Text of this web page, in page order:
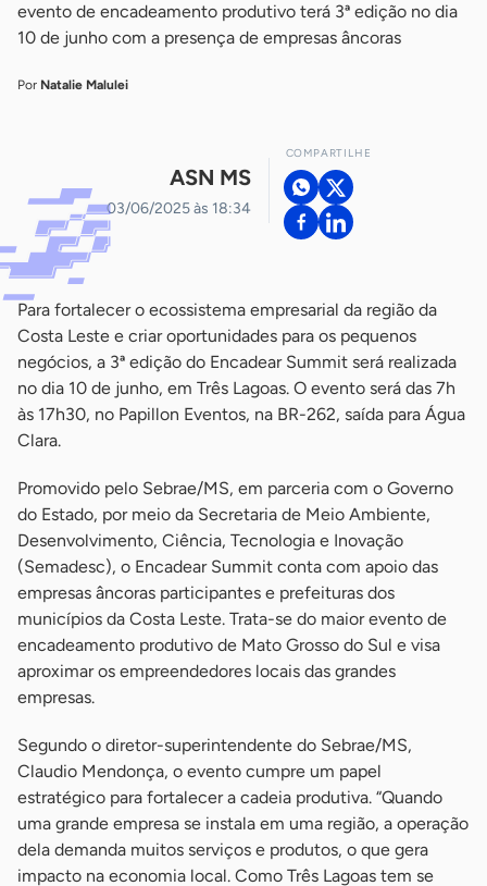
evento de encadeamento produtivo terá 3ª edição no dia
10 de junho com a presença de empresas âncoras
Por Natalie Malulei
ASN MS
03/06/2025 às 18:34
COMPARTILHE
Para fortalecer o ecossistema empresarial da região da
Costa Leste e criar oportunidades para os pequenos
negócios, a 3ª edição do Encadear Summit será realizada
no dia 10 de junho, em Três Lagoas. O evento será das 7h
às 17h30, no Papillon Eventos, na BR-262, saída para Água
Clara.
Promovido pelo Sebrae/MS, em parceria com o Governo
do Estado, por meio da Secretaria de Meio Ambiente,
Desenvolvimento, Ciência, Tecnologia e Inovação
(Semadesc), o Encadear Summit conta com apoio das
empresas âncoras participantes e prefeituras dos
municípios da Costa Leste. Trata-se do maior evento de
encadeamento produtivo de Mato Grosso do Sul e visa
aproximar os empreendedores locais das grandes
empresas.
Segundo o diretor-superintendente do Sebrae/MS,
Claudio Mendonça, o evento cumpre um papel
estratégico para fortalecer a cadeia produtiva. “Quando
uma grande empresa se instala em uma região, a operação
dela demanda muitos serviços e produtos, o que gera
impacto na economia local. Como Três Lagoas tem se